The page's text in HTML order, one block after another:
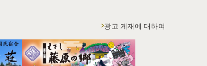
광고 게재에 대하여